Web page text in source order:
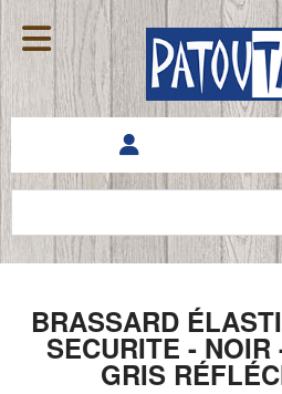
BRASSARD
SECURITE - NOIR
GRIS